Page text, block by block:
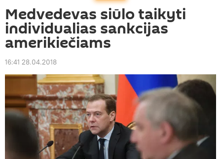
Medvedevas siūlo taikyti
individualias sankcijas
amerikiečiams
16:41 28.04.2018